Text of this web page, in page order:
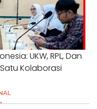
UKW, RPL, Dan
Kolaborasi